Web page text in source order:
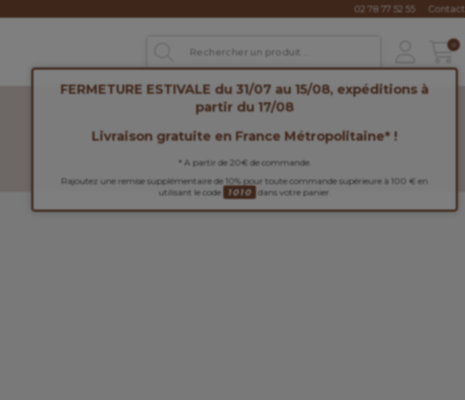
02 78 77 52 55 Contact
FERMETURE ESTIVALE du 31/07 au 15/08, expéditions à
partir du 17/08
Livraison gratuite en France Métropolitaine* !
* A partir de 20€ de commande.
Rajoutez une remise supplémentaire de 10% pour toute commande supérieure à 100 € en
utilisant le code
1010 dans votre panier.